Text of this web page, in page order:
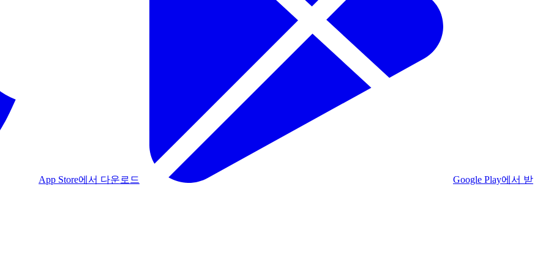
App Store에서 다운로드
Google Play에서 받